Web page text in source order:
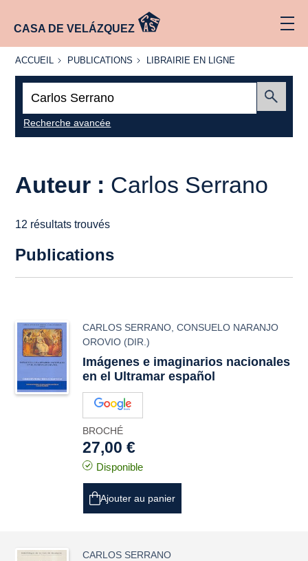
CASA DE VELÁZQUEZ
ACCUEIL
ACCUEIL PUBLICATIONS
PUBLICATIONS
LIBRAIRIE
LIBRAIRIE EN LIGNE
Recherche avancée
Auteur : Carlos Serrano
12 résultats trouvés
Publications
CARLOS SERRANO ,CONSUELO NARANJO
OROVIO (DIR.)
Imágenes e imaginarios nacionales
en el Ultramar español
BROCHÉ
27,00 €
Disponible
Ajouter au panier
CARLOS SERRANO